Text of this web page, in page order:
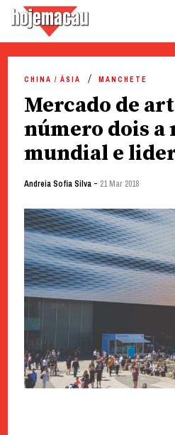
content
CHINA / ÁSIA MANCHETE
Mercado de
número dois a
mundial e
Andreia Sofia Silva- 21 Mar 2018